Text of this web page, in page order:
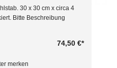
30 x 30 cm x circa 4
Bitte Beschreibung
74,50 €*
merken